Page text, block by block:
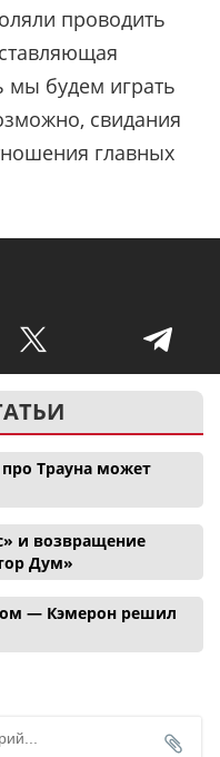
проводить
мы будем играть
свидания
главных
Трауна может
и возвращение
Дум»
— Кэмерон решил